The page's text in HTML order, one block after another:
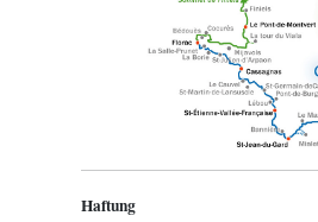
Haftung